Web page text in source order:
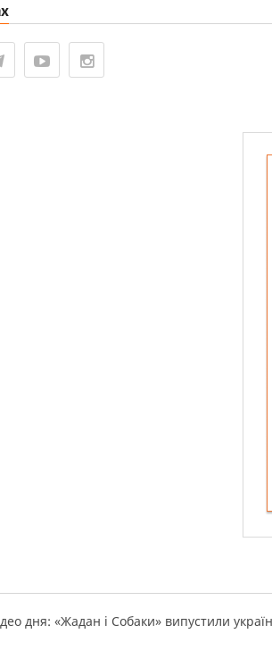
дня: «Жадан і Собаки» випустили